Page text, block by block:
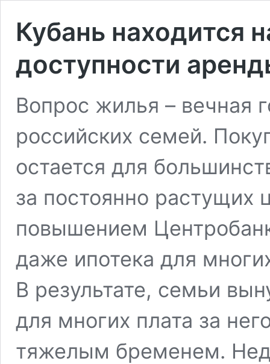
Кубань находится
доступности
Вопрос жилья – вечная
российских семей.
остается для
за постоянно растущих
повышением
даже ипотека для
В результате, семьи
для многих плата за
тяжелым бременем.